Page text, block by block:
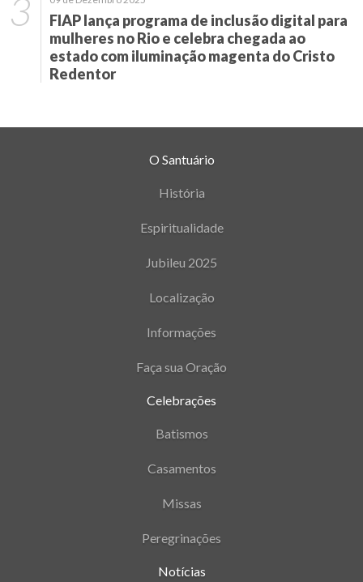
FIAP lança programa de inclusão digital para
mulheres no Rio e celebra chegada ao
estado com iluminação magenta do Cristo
Redentor
O Santuário
História
Espiritualidade
Jubileu 2025
Localização
Informações
Faça sua Oração
Celebrações
Batismos
Casamentos
Missas
Peregrinações
Notícias